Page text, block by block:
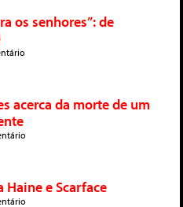
os senhores”: de
acerca da morte de um
Haine e Scarface